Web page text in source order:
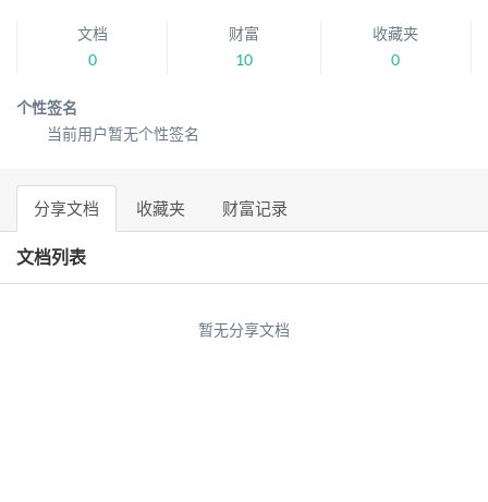
文档
0
财富
10
收藏夹
0
个性签名
当前用户暂无个性签名
分享文档 收藏夹 财富记录
文档列表
暂无分享文档